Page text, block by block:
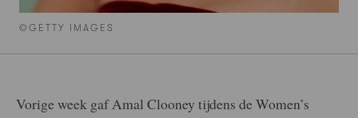
©GETTY IMAGES
Vorige week gaf Amal Clooney tijdens de Women’s